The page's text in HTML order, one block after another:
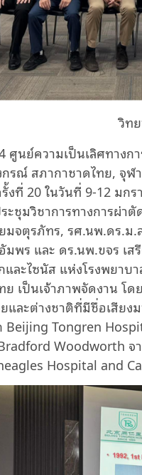
วิท
ศูนย์ความเป็นเลิศทาง
รณ์ สภากาชาดไทย, จุ
งที่ 20 ในวันที่ 9-12 ม
ะชุมวิชาการทางการผ่
มจตุรภัทร, รศ.นพ.ดร.
พร และ ดร.นพ.ขจร เส
ละไซนัส แห่งโรงพยา
ย เป็นเจ้าภาพจัดงาน
และต่างชาติที่มีชื่อเสีย
Beijing Tongren
Woodworth
Hospital and